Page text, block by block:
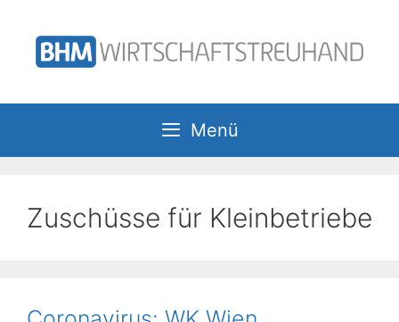
Inhalt
springen
Menü
Zuschüsse für Kleinbetriebe